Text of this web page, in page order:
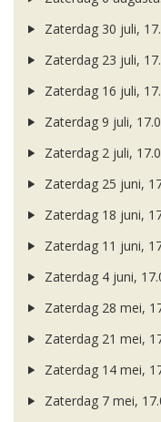
Zaterdag 30 juli,
Zaterdag 23 juli,
Zaterdag 16 juli,
Zaterdag 9 juli,
Zaterdag 2 juli,
Zaterdag 25 juni,
Zaterdag 18 juni,
Zaterdag 11 juni,
Zaterdag 4 juni,
Zaterdag 28 mei,
Zaterdag 21 mei,
Zaterdag 14 mei,
Zaterdag 7 mei,